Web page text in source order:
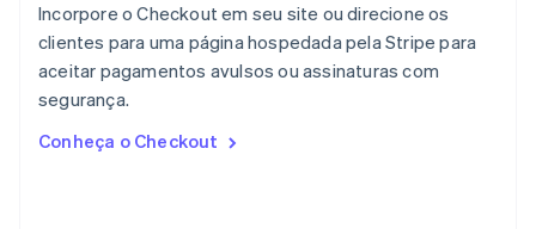
Incorpore o Checkout em seu site ou direcione os
clientes para uma página hospedada pela Stripe para
aceitar pagamentos avulsos ou assinaturas com
segurança.
Conheça o Checkout
Noruega
English
Nova Zelândia
English
NederlandsEnglish